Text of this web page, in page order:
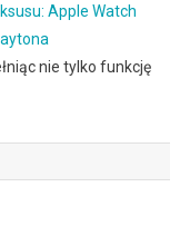
Apple Watch
nie tylko funkcję